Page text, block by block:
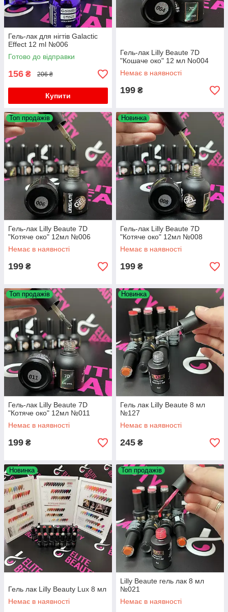
Гель-лак для нігтів Galactic
Effect 12 ml №006
Готово до відправки
156 ₴ 206 ₴
Купити
Гель-лак Lilly Beaute 7D
"Кошаче око" 12 мл No004
Немає в наявності
199 ₴
Топ продажів
Гель-лак Lilly Beaute 7D
"Котяче око" 12мл №006
Немає в наявності
199 ₴
Новинка
Гель-лак Lilly Beaute 7D
"Котяче око" 12мл №008
Немає в наявності
199 ₴
Топ продажів
Гель-лак Lilly Beaute 7D
"Котяче око" 12мл №011
Немає в наявності
199 ₴
Новинка
Гель лак Lilly Beaute 8 мл
№127
Немає в наявності
245 ₴
Новинка
Гель лак Lilly Beauty Lux 8 мл
Немає в наявності
Топ продажів
Lilly Beaute гель лак 8 мл
№021
Немає в наявності